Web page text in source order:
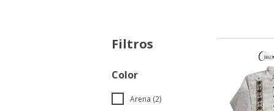
Filtros
Color
Arena (2)